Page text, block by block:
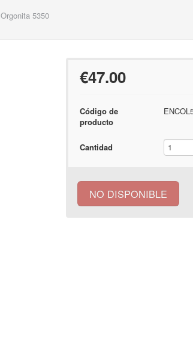
Orgonita 5350
€47.00
Código de
producto
Cantidad
NO DISPONIBLE